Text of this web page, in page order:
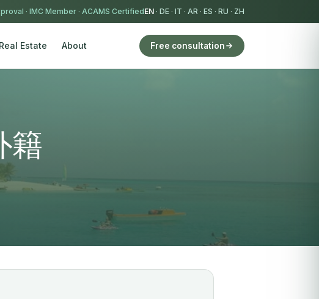
· IMC Member · ACAMS CertifiedEN · DE · IT · AR · ES · RU · ZH
Real Estate About Free consultation
籍